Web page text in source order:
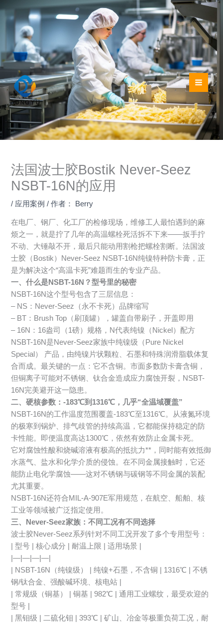
法国波士胶Bostik Never-Seez
NSBT-16N的应用
/ 应用案例 / 作者： Berry
在电厂、钢厂、化工厂的检修现场，维修工人最怕遇到的麻
烦之一，就是拧了几年的高温螺栓死活拆不下来——扳手拧
不动、大锤敲不开，最后只能动用割枪把螺栓割断。法国波
士胶（Bostik）Never-Seez NSBT-16N纯镍特种防卡膏，正
是为解决这个“高温卡死”难题而生的专业产品。
一、什么是NSBT-16N？型号里的秘密
NSBT-16N这个型号包含了三层信息：
– NS：Never-Seez（永不卡死）品牌缩写
– BT：Brush Top（刷顶罐），罐盖自带刷子，开盖即用
– 16N：16盎司（1磅）规格，N代表纯镍（Nickel）配方
NSBT-16N是Never-Seez家族中纯镍级（Pure Nickel
Special） 产品，由纯镍片状颗粒、石墨和特殊润滑脂载体复
合而成。最关键的一点：它不含铜。市面多数防卡膏含铜，
但铜离子可能对不锈钢、钛合金造成应力腐蚀开裂，NSBT-
16N完美避开这一隐患。
二、硬核参数：-183℃到1316℃，几乎“全温域覆盖”
NSBT-16N的工作温度范围覆盖-183℃至1316℃。从液氮环境
的极寒到锅炉、排气歧管的持续高温，它都能保持稳定的防
卡性能。即便温度高达1300℃，依然有效防止金属卡死。
它对腐蚀性酸和烧碱溶液有极高的抵抗力**，同时能有效抵御
水蒸气、盐水和化学介质的侵蚀。在不同金属接触时，它还
能防止电化学腐蚀——这对不锈钢与碳钢等不同金属的装配
尤其重要。
NSBT-16N还符合MIL-A-907E军用规范，在航空、船舶、核
工业等领域被广泛指定使用。
三、Never-Seez家族：不同工况有不同选择
波士胶Never-Seez系列针对不同工况开发了多个专用型号：
| 型号 | 核心成分 | 耐温上限 | 适用场景 |
|—|—|—|—|
| NSBT-16N（纯镍级） | 纯镍+石墨，不含铜 | 1316℃ | 不锈
钢/钛合金、强酸碱环境、核电站 |
| 常规级（铜基） | 铜基 | 982℃ | 通用工业螺纹，最受欢迎的
型号 |
| 黑钼级 | 二硫化钼 | 393℃ | 矿山、冶金等极重负荷工况，耐